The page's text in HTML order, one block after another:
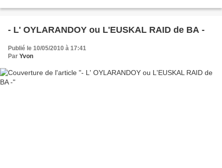
- L' OYLARANDOY ou L'EUSKAL RAID de BA -
Publié le 10/05/2010 à 17:41
Par Yvon